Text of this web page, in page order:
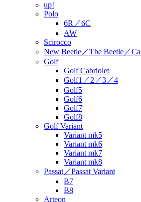
up!
Polo
6R／6C
AW
Scirocco
New Beetle／The Beetle／
Golf
Golf Cabriolet
Golf1／2／3／4
Golf5
Golf6
Golf7
Golf8
Golf Variant
Variant mk5
Variant mk6
Variant mk7
Variant mk8
Passat／Passat Variant
B7
B8
Arteon